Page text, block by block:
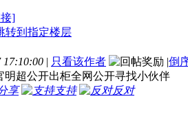
]
17:10:00 | 只看该作者 |倒
明超公开出柜全网公开寻找小伙伴
享 支持
反对